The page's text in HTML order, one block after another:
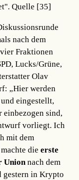
Quelle [35]
nach dem
Fraktionen
Lucks/Grüne,
Olav
„Hier werden
eingestellt,
einbezogen sind,
vorliegt. Ich
mit dem
machte dieerste
Unionnach dem
gestern in Krypto